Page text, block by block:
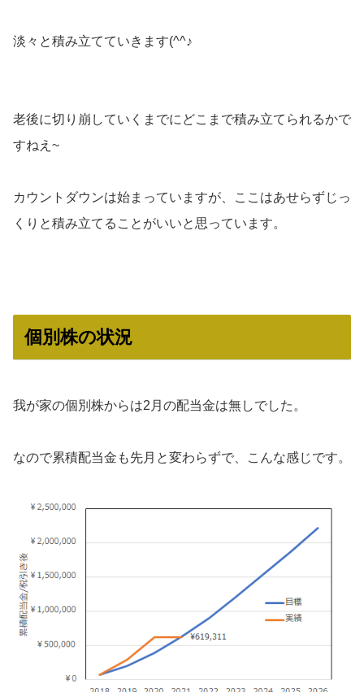
淡々と積み立てていきます(^^♪
老後に切り崩していくまでにどこまで積み立てられるかで
すねえ~
カウントダウンは始まっていますが、ここはあせらずじっ
くりと積み立てることがいいと思っています。
個別株の状況
我が家の個別株からは2月の配当金は無しでした。
なので累積配当金も先月と変わらずで、こんな感じです。